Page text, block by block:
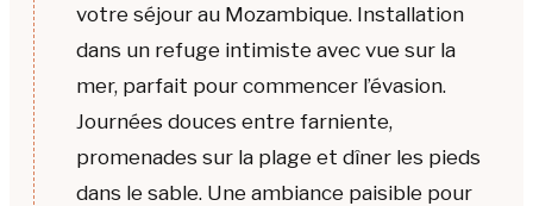
votre séjour au Mozambique. Installation
dans un refuge intimiste avec vue sur la
mer, parfait pour commencer l’évasion.
Journées douces entre farniente,
promenades sur la plage et dîner les pieds
dans le sable. Une ambiance paisible pour